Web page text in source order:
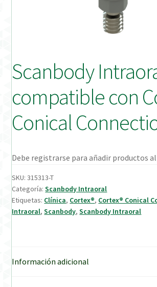
Instrucciones de uso (ESP)
Mi cuenta
On-line Store
Productos Favoritos
Uso previsto
Verification Required
Welcome to DELTA Abutments | Tienda
Scanbody
compatible con
Conical
Debe registrarse para añadir productos
SKU:315313-T
Categoría:Scanbody Intraoral
Etiquetas: Clínica, Cortex®, Cortex® Conical
Intraoral,Scanbody,Scanbody Intraoral
Información adicional